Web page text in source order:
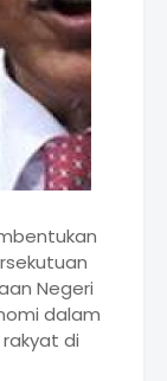
Negeri
dalam
di